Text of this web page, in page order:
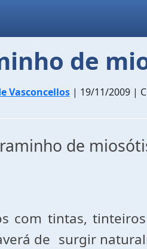
de
Vasconcellos| 19/11/2009 |
de
tintas,
de surgir